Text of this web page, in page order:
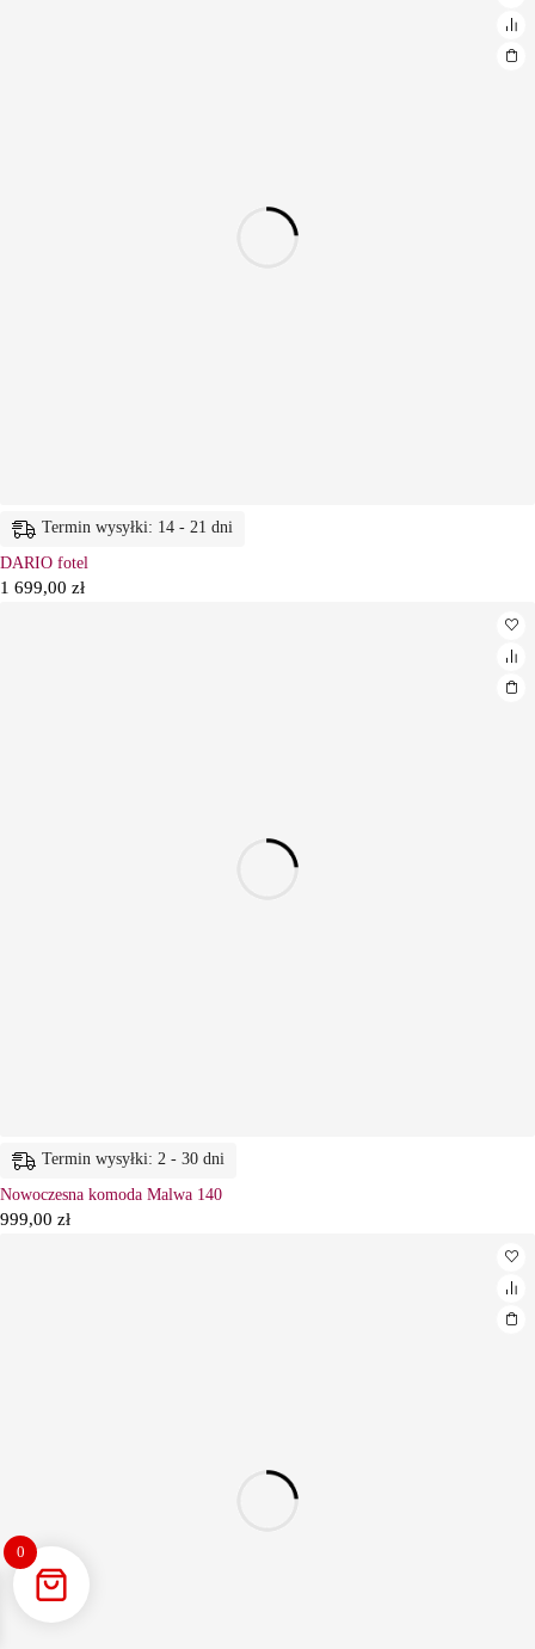
Termin wysyłki: 14 - 21 dni
DARIO fotel
1 699,00 zł
Termin wysyłki: 2 - 30 dni
Nowoczesna komoda Malwa 140
999,00 zł
0